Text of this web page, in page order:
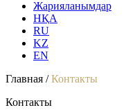
Жарияланымдар
НҚА
RU
KZ
EN
Главная /Контакты
Контакты